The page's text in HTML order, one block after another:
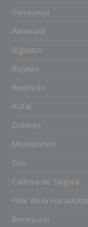
Torrevieja
Almoradí
Bigastro
Rojales
Redován
Rafal
Dolores
Montesinos
Cox
Callosa de Segura
Pilar de la Horadada
Benejuzar